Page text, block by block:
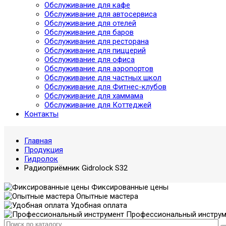
Обслуживание для кафе
Обслуживание для автосервиса
Обслуживание для отелей
Обслуживание для баров
Обслуживание для ресторана
Обслуживание для пиццерий
Обслуживание для офиса
Обслуживание для аэропортов
Обслуживание для частных школ
Обслуживание для Фитнес-клубов
Обслуживание для хаммама
Обслуживание для Коттеджей
Контакты
Главная
Продукция
Гидролок
Радиоприёмник Gidrolock S32
Фиксированные цены
Опытные мастера
Удобная оплата
Профессиональный